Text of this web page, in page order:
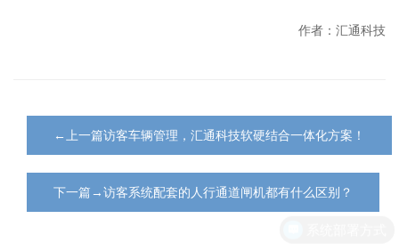
作者：汇通科技
←上一篇访客车辆管理，汇通科技软硬结合一体化方案！
下一篇→访客系统配套的人行通道闸机都有什么区别？